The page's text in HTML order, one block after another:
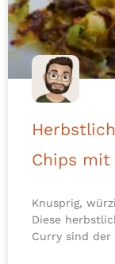
Chips mit
Knusprig,
Diese
Curry sind der